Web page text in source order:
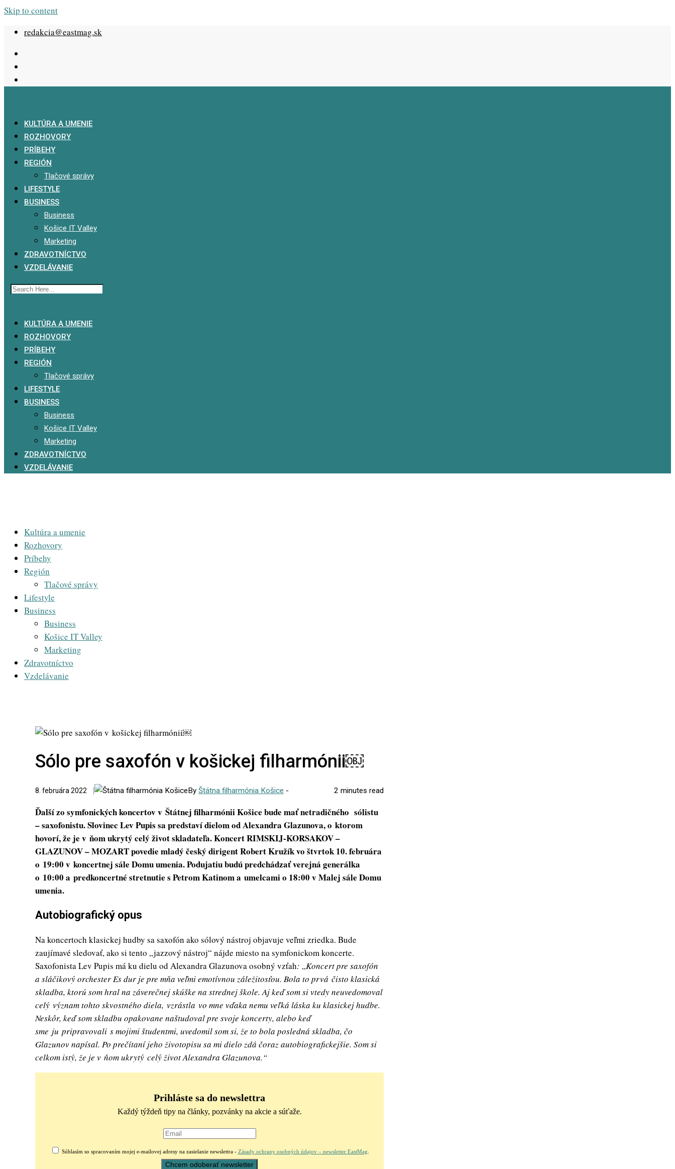
Skip to content
redakcia@eastmag.sk
KULTÚRA A UMENIE
ROZHOVORY
PRÍBEHY
REGIÓN
Tlačové správy
LIFESTYLE
BUSINESS
Business
Košice IT Valley
Marketing
ZDRAVOTNÍCTVO
VZDELÁVANIE
KULTÚRA A UMENIE
ROZHOVORY
PRÍBEHY
REGIÓN
Tlačové správy
LIFESTYLE
BUSINESS
Business
Košice IT Valley
Marketing
ZDRAVOTNÍCTVO
VZDELÁVANIE
Kultúra a umenie
Rozhovory
Príbehy
Región
Tlačové správy
Lifestyle
Business
Business
Košice IT Valley
Marketing
Zdravotníctvo
Vzdelávanie
Sólo pre saxofón v košickej filharmónii￼
8. februára 2022 By Štátna filharmónia Košice - 2 minutes read
Ďalší zo symfonických koncertov v Štátnej filharmónii Košice bude mať netradičného sólistu
– saxofonistu. Slovinec Lev Pupis sa predstaví dielom od Alexandra Glazunova, o ktorom
hovorí, že je v ňom ukrytý celý život skladateľa. Koncert RIMSKIJ-KORSAKOV –
GLAZUNOV – MOZART povedie mladý český dirigent Robert Kružík vo štvrtok 10. februára
o 19:00 v koncertnej sále Domu umenia. Podujatiu budú predchádzať verejná generálka
o 10:00 a predkoncertné stretnutie s Petrom Katinom a umelcami o 18:00 v Malej sále Domu
umenia.
Autobiografický opus
Na koncertoch klasickej hudby sa saxofón ako sólový nástroj objavuje veľmi zriedka. Bude
zaujímavé sledovať, ako si tento „jazzový nástroj“ nájde miesto na symfonickom koncerte.
Saxofonista Lev Pupis má ku dielu od Alexandra Glazunova osobný vzťah: „Koncert pre saxofón
a sláčikový orchester Es dur je pre mňa veľmi emotívnou záležitosťou. Bola to prvá čisto klasická
skladba, ktorú som hral na záverečnej skúške na strednej škole. Aj keď som si vtedy neuvedomoval
celý význam tohto skvostného diela, vzrástla vo mne vďaka nemu veľká láska ku klasickej hudbe.
Neskôr, keď som skladbu opakovane naštudoval pre svoje koncerty, alebo keď
sme ju pripravovali s mojimi študentmi, uvedomil som si, že to bola posledná skladba, čo
Glazunov napísal. Po prečítaní jeho životopisu sa mi dielo zdá čoraz autobiografickejšie. Som si
celkom istý, že je v ňom ukrytý celý život Alexandra Glazunova.“
Prihláste sa do newslettra
Každý týždeň tipy na články, pozvánky na akcie a súťaže.
Súhlasím so spracovaním mojej e-mailovej adresy na zasielanie newslettra - Zásady ochrany osobných údajov – newsletter EastMag